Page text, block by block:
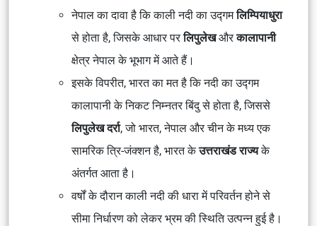
नेपाल का दावा है कि काली नदी का उद्गमलिम्पियाधुरा
से होता है, जिसके आधार परलिपुलेखऔरकालापानी
क्षेत्र नेपाल के भूभाग में आते हैं।
इसके विपरीत, भारत का मत है कि नदी का उद्गम
कालापानी के निकट निम्नतर बिंदु से होता है, जिससे
लिपुलेख दर्रा, जो भारत, नेपाल और चीन के मध्य एक
सामरिक त्रि-जंक्शन है, भारत केउत्तराखंड राज्यके
अंतर्गत आता है।
वर्षों के दौरान काली नदी की धारा में परिवर्तन होने से
सीमा निर्धारण को लेकर भ्रम की स्थिति उत्पन्न हुई है।